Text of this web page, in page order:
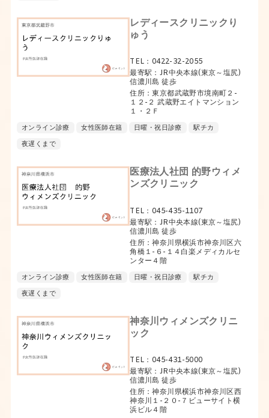
レディースクリニックり
ゅう
TEL：0422-32-2055
最寄駅：JR中央本線(東京～塩尻)
信濃川島 徒歩
住所：東京都武蔵野市境南町２-
１２-２ 武蔵野エイトマンション
１・２Ｆ
オンライン診療 女性医師在籍 日曜・祝日診療
駅チカ
夜遅くまで
医療法人社団 的野ウィメ
ンズクリニック
TEL：045-435-1107
最寄駅：JR中央本線(東京～塩尻)
信濃川島 徒歩
住所：神奈川県横浜市神奈川区六
角橋１-６-１４白楽メディカルセ
ンター４階
オンライン診療 女性医師在籍 日曜・祝日診療
駅チカ
夜遅くまで
神奈川ウィメンズクリニ
ック
TEL：045-431-5000
最寄駅：JR中央本線(東京～塩尻)
信濃川島 徒歩
住所：神奈川県横浜市神奈川区西
神奈川１-２０-７ビューサイト横
浜ビル４階